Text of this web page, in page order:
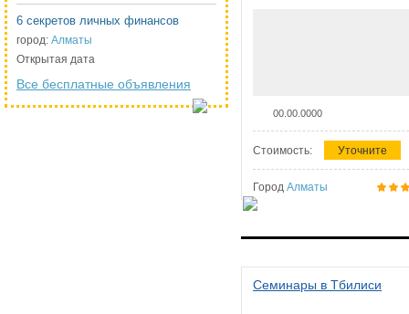
6 секретов личных финансов
город: Алматы
Открытая дата
Все бесплатные объявления
00.00.0000
Стоимость: Уточните
Город Алматы
Семинары в Тбилиси